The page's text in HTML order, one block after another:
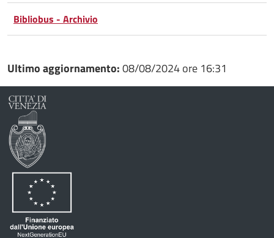
Bibliobus - Archivio
Ultimo aggiornamento:08/08/2024 ore 16:31